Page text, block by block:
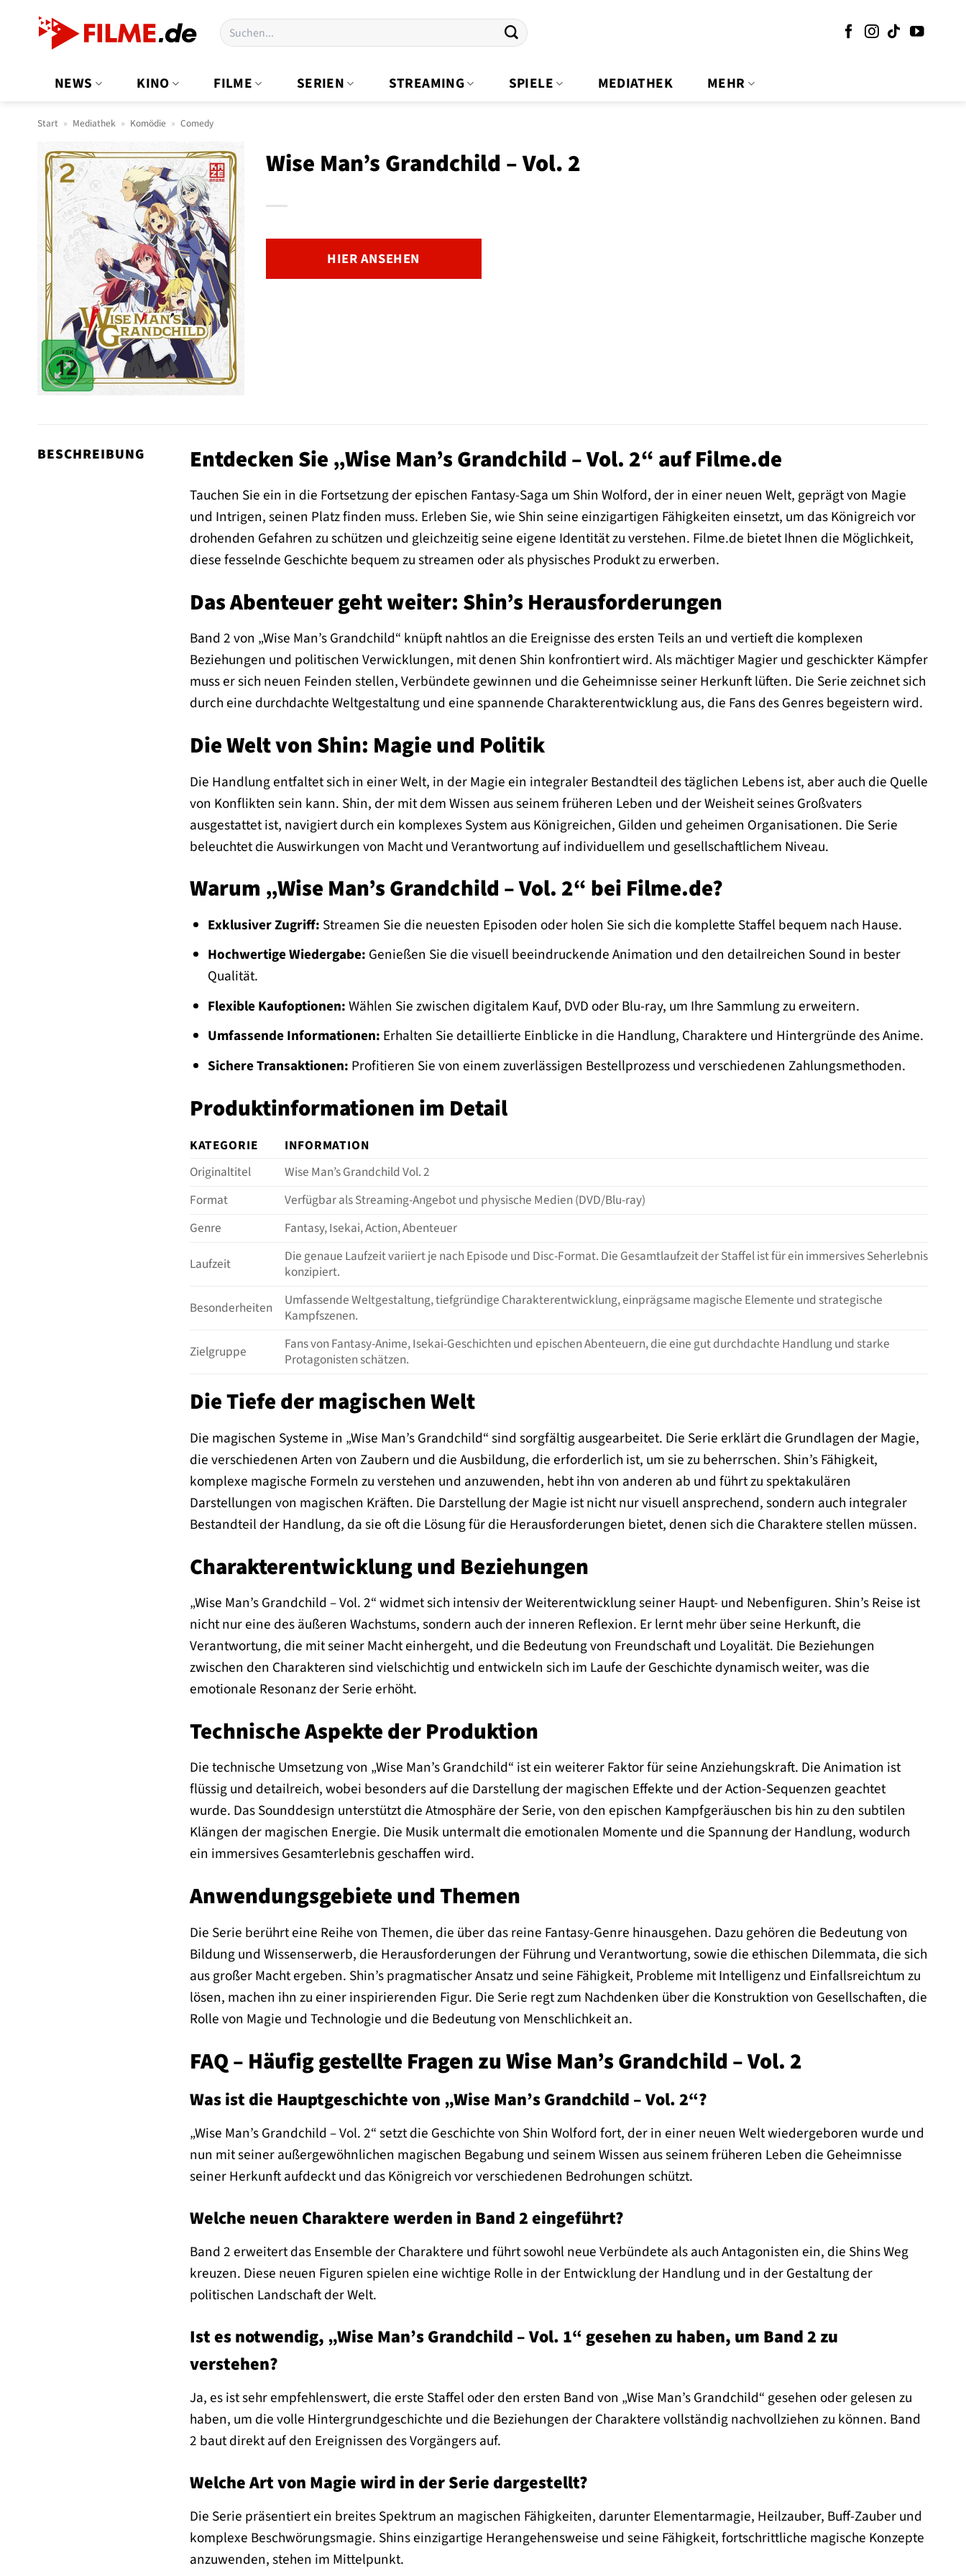
Suchen
nach:
NEWS KINO FILME SERIEN STREAMING SPIELE MEDIATHEK MEHR
Start » Mediathek » Komödie » Comedy
Wise Man’s Grandchild – Vol. 2
HIER ANSEHEN
BESCHREIBUNG Entdecken Sie „Wise Man’s Grandchild – Vol. 2“ auf Filme.de
Tauchen Sie ein in die Fortsetzung der epischen Fantasy-Saga um Shin Wolford, der in einer neuen Welt, geprägt von Magie
und Intrigen, seinen Platz finden muss. Erleben Sie, wie Shin seine einzigartigen Fähigkeiten einsetzt, um das Königreich vor
drohenden Gefahren zu schützen und gleichzeitig seine eigene Identität zu verstehen. Filme.de bietet Ihnen die Möglichkeit,
diese fesselnde Geschichte bequem zu streamen oder als physisches Produkt zu erwerben.
Das Abenteuer geht weiter: Shin’s Herausforderungen
Band 2 von „Wise Man’s Grandchild“ knüpft nahtlos an die Ereignisse des ersten Teils an und vertieft die komplexen
Beziehungen und politischen Verwicklungen, mit denen Shin konfrontiert wird. Als mächtiger Magier und geschickter Kämpfer
muss er sich neuen Feinden stellen, Verbündete gewinnen und die Geheimnisse seiner Herkunft lüften. Die Serie zeichnet sich
durch eine durchdachte Weltgestaltung und eine spannende Charakterentwicklung aus, die Fans des Genres begeistern wird.
Die Welt von Shin: Magie und Politik
Die Handlung entfaltet sich in einer Welt, in der Magie ein integraler Bestandteil des täglichen Lebens ist, aber auch die Quelle
von Konflikten sein kann. Shin, der mit dem Wissen aus seinem früheren Leben und der Weisheit seines Großvaters
ausgestattet ist, navigiert durch ein komplexes System aus Königreichen, Gilden und geheimen Organisationen. Die Serie
beleuchtet die Auswirkungen von Macht und Verantwortung auf individuellem und gesellschaftlichem Niveau.
Warum „Wise Man’s Grandchild – Vol. 2“ bei Filme.de?
Exklusiver Zugriff: Streamen Sie die neuesten Episoden oder holen Sie sich die komplette Staffel bequem nach Hause.
Hochwertige Wiedergabe: Genießen Sie die visuell beeindruckende Animation und den detailreichen Sound in bester
Qualität.
Flexible Kaufoptionen:Wählen Sie zwischen digitalem Kauf, DVD oder Blu-ray, um Ihre Sammlung zu erweitern.
Umfassende Informationen: Erhalten Sie detaillierte Einblicke in die Handlung, Charaktere und Hintergründe des Anime.
Sichere Transaktionen: Profitieren Sie von einem zuverlässigen Bestellprozess und verschiedenen Zahlungsmethoden.
Produktinformationen im Detail
KATEGORIE
INFORMATION
Originaltitel
Wise Man’s Grandchild Vol. 2
Format
Verfügbar als Streaming-Angebot und physische Medien (DVD/Blu-ray)
Genre
Fantasy, Isekai, Action, Abenteuer
Laufzeit
Die genaue Laufzeit variiert je nach Episode und Disc-Format. Die Gesamtlaufzeit der Staffel ist für ein immersives Seherlebnis
konzipiert.
Besonderheiten
Umfassende Weltgestaltung, tiefgründige Charakterentwicklung, einprägsame magische Elemente und strategische
Kampfszenen.
Zielgruppe
Fans von Fantasy-Anime, Isekai-Geschichten und epischen Abenteuern, die eine gut durchdachte Handlung und starke
Protagonisten schätzen.
Die Tiefe der magischen Welt
Die magischen Systeme in „Wise Man’s Grandchild“ sind sorgfältig ausgearbeitet. Die Serie erklärt die Grundlagen der Magie,
die verschiedenen Arten von Zaubern und die Ausbildung, die erforderlich ist, um sie zu beherrschen. Shin’s Fähigkeit,
komplexe magische Formeln zu verstehen und anzuwenden, hebt ihn von anderen ab und führt zu spektakulären
Darstellungen von magischen Kräften. Die Darstellung der Magie ist nicht nur visuell ansprechend, sondern auch integraler
Bestandteil der Handlung, da sie oft die Lösung für die Herausforderungen bietet, denen sich die Charaktere stellen müssen.
Charakterentwicklung und Beziehungen
„Wise Man’s Grandchild – Vol. 2“ widmet sich intensiv der Weiterentwicklung seiner Haupt- und Nebenfiguren. Shin’s Reise ist
nicht nur eine des äußeren Wachstums, sondern auch der inneren Reflexion. Er lernt mehr über seine Herkunft, die
Verantwortung, die mit seiner Macht einhergeht, und die Bedeutung von Freundschaft und Loyalität. Die Beziehungen
zwischen den Charakteren sind vielschichtig und entwickeln sich im Laufe der Geschichte dynamisch weiter, was die
emotionale Resonanz der Serie erhöht.
Technische Aspekte der Produktion
Die technische Umsetzung von „Wise Man’s Grandchild“ ist ein weiterer Faktor für seine Anziehungskraft. Die Animation ist
flüssig und detailreich, wobei besonders auf die Darstellung der magischen Effekte und der Action-Sequenzen geachtet
wurde. Das Sounddesign unterstützt die Atmosphäre der Serie, von den epischen Kampfgeräuschen bis hin zu den subtilen
Klängen der magischen Energie. Die Musik untermalt die emotionalen Momente und die Spannung der Handlung, wodurch
ein immersives Gesamterlebnis geschaffen wird.
Anwendungsgebiete und Themen
Die Serie berührt eine Reihe von Themen, die über das reine Fantasy-Genre hinausgehen. Dazu gehören die Bedeutung von
Bildung und Wissenserwerb, die Herausforderungen der Führung und Verantwortung, sowie die ethischen Dilemmata, die sich
aus großer Macht ergeben. Shin’s pragmatischer Ansatz und seine Fähigkeit, Probleme mit Intelligenz und Einfallsreichtum zu
lösen, machen ihn zu einer inspirierenden Figur. Die Serie regt zum Nachdenken über die Konstruktion von Gesellschaften, die
Rolle von Magie und Technologie und die Bedeutung von Menschlichkeit an.
FAQ – Häufig gestellte Fragen zu Wise Man’s Grandchild – Vol. 2
Was ist die Hauptgeschichte von „Wise Man’s Grandchild – Vol. 2“?
„Wise Man’s Grandchild – Vol. 2“ setzt die Geschichte von Shin Wolford fort, der in einer neuen Welt wiedergeboren wurde und
nun mit seiner außergewöhnlichen magischen Begabung und seinem Wissen aus seinem früheren Leben die Geheimnisse
seiner Herkunft aufdeckt und das Königreich vor verschiedenen Bedrohungen schützt.
Welche neuen Charaktere werden in Band 2 eingeführt?
Band 2 erweitert das Ensemble der Charaktere und führt sowohl neue Verbündete als auch Antagonisten ein, die Shins Weg
kreuzen. Diese neuen Figuren spielen eine wichtige Rolle in der Entwicklung der Handlung und in der Gestaltung der
politischen Landschaft der Welt.
Ist es notwendig, „Wise Man’s Grandchild – Vol. 1“ gesehen zu haben, um Band 2 zu
verstehen?
Ja, es ist sehr empfehlenswert, die erste Staffel oder den ersten Band von „Wise Man’s Grandchild“ gesehen oder gelesen zu
haben, um die volle Hintergrundgeschichte und die Beziehungen der Charaktere vollständig nachvollziehen zu können. Band
2 baut direkt auf den Ereignissen des Vorgängers auf.
Welche Art von Magie wird in der Serie dargestellt?
Die Serie präsentiert ein breites Spektrum an magischen Fähigkeiten, darunter Elementarmagie, Heilzauber, Buff-Zauber und
komplexe Beschwörungsmagie. Shins einzigartige Herangehensweise und seine Fähigkeit, fortschrittliche magische Konzepte
anzuwenden, stehen im Mittelpunkt.